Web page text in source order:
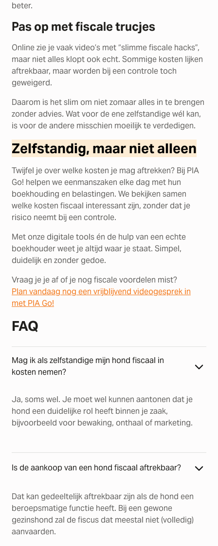
beter.
Pas op met fiscale trucjes
Online zie je vaak video’s met “slimme fiscale hacks”,
maar niet alles klopt ook echt. Sommige kosten lijken
aftrekbaar, maar worden bij een controle toch
geweigerd.
Daarom is het slim om niet zomaar alles in te brengen
zonder advies. Wat voor de ene zelfstandige wél kan,
is voor de andere misschien moeilijk te verdedigen.
Zelfstandig, maar niet alleen
Twijfel je over welke kosten je mag aftrekken? Bij PIA
Go! helpen we eenmanszaken elke dag met hun
boekhouding en belastingen. We bekijken samen
welke kosten fiscaal interessant zijn, zonder dat je
risico neemt bij een controle.
Met onze digitale tools én de hulp van een echte
boekhouder weet je altijd waar je staat. Simpel,
duidelijk en zonder gedoe.
Vraag je je af of je nog fiscale voordelen mist?
Plan vandaag nog een vrijblijvend videogesprek in
met PIA Go!
FAQ
Mag ik als zelfstandige mijn hond fiscaal in
kosten nemen?
Ja, soms wel. Je moet wel kunnen aantonen dat je
hond een duidelijke rol heeft binnen je zaak,
bijvoorbeeld voor bewaking, onthaal of marketing.
Is de aankoop van een hond fiscaal aftrekbaar?
Dat kan gedeeltelijk aftrekbaar zijn als de hond een
beroepsmatige functie heeft. Bij een gewone
gezinshond zal de fiscus dat meestal niet (volledig)
aanvaarden.